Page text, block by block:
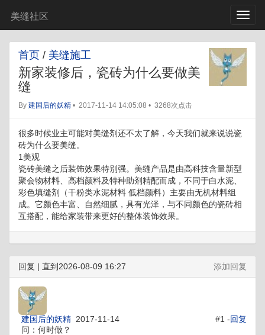
美缝社区
首页 / 美缝施工
新家装修后，瓷砖为什么要做美
缝
By 建国后的妖精 • 2017-11-14 14:05:08 • 3268次点击
很多时候业主可能对美缝剂还不太了解，今天我们就来说说瓷
砖为什么要美缝。
1美观
瓷砖美缝之后装饰效果特别强。美缝产品是由高科技含量新型
聚会物材料、高档颜料及特种助剂精配而成，不同于白水泥、
彩色填缝剂（干粉类水泥材料 低档颜料）主要由无机材料组
成。它颜色丰富、自然细腻，具有光泽，与不同颜色的瓷砖相
互搭配，能给家装带来更好的整体装饰效果。
回复 | 直到2026-08-09 16:27 添加回复
建国后的妖精 2017-11-14 #1 -回复
问：何时做？